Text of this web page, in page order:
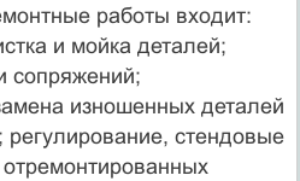
работы входит:
и мойка деталей;
сопряжений;
изношенных деталей
регулирование, стендовые